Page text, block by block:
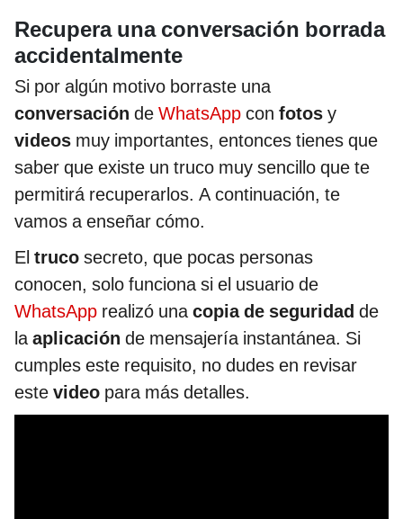
Recupera una conversación borrada
accidentalmente
Si por algún motivo borraste una
conversación de WhatsApp con fotos y
videos muy importantes, entonces tienes que
saber que existe un truco muy sencillo que te
permitirá recuperarlos. A continuación, te
vamos a enseñar cómo.
El truco secreto, que pocas personas
conocen, solo funciona si el usuario de
WhatsApp realizó unacopia de seguridad de
laaplicación de mensajería instantánea. Si
cumples este requisito, no dudes en revisar
este video para más detalles.